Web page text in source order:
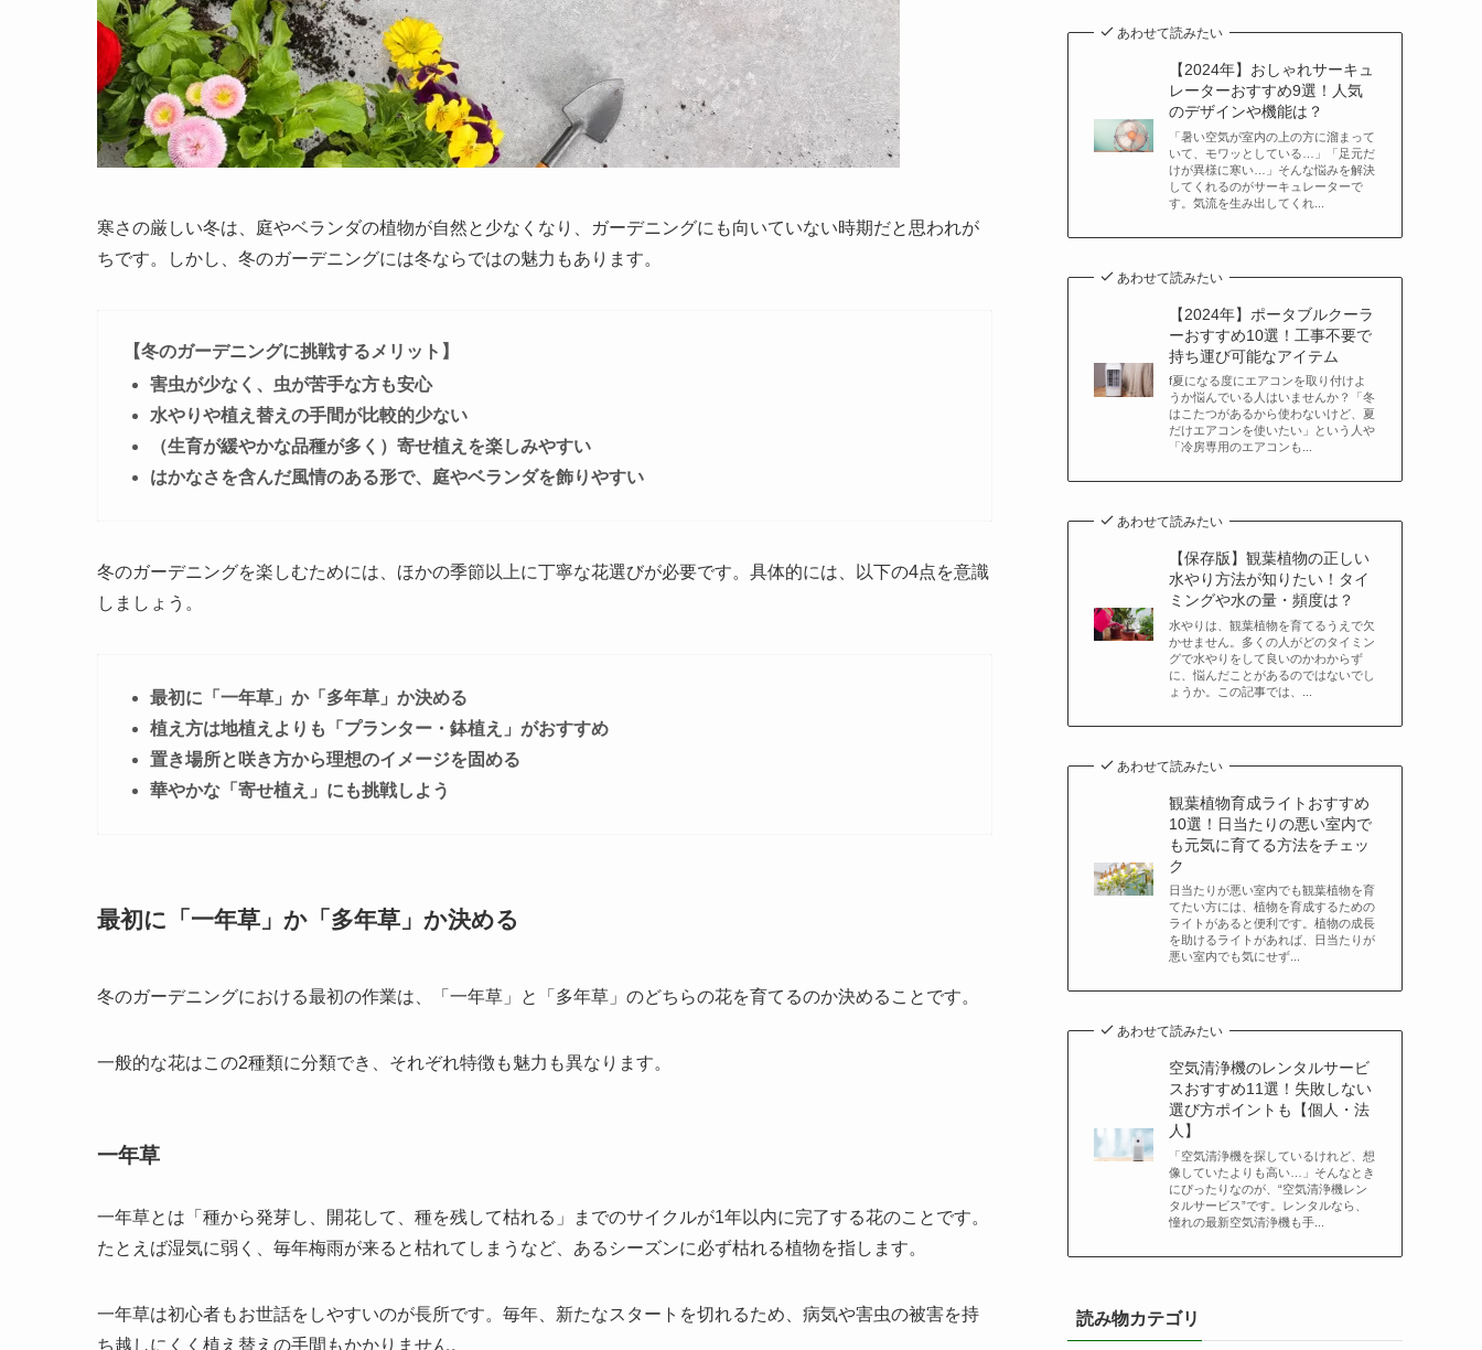
寒さの厳しい冬は、庭やベランダの植物が自然と少なくなり、ガーデニングにも向いていない時期だと思われが
ちです。しかし、 冬のガーデニングには冬ならではの魅力もあります。
【冬のガーデニングに挑戦するメリット】
害虫が少なく、虫が苦手な方も安心
水やりや植え替えの手間が比較的少ない
（生育が緩やかな品種が多く）寄せ植えを楽しみやすい
はかなさを含んだ風情のある形で、庭やベランダを飾りやすい
冬のガーデニングを楽しむためには、ほかの季節以上に丁寧な花選びが必要です。具体的には、
以下の4点を意識
しましょう 。
最初に「一年草」か「多年草」か決める
植え方は地植えよりも「プランター・鉢植え」がおすすめ
置き場所と咲き方から理想のイメージを固める
華やかな「寄せ植え」にも挑戦しよう
最初に「一年草」か「多年草」か決める
冬のガーデニングにおける最初の作業は、「一年草」と「多年草」のどちらの花を育てるのか決めること です。
一般的な花はこの2種類に分類でき、それぞれ特徴も魅力も異なります。
一年草
一年草とは「種から発芽し、開花して、種を残して枯れる」までのサイクルが1年以内に完了する花のこと です。
たとえば湿気に弱く、毎年梅雨が来ると枯れてしまうなど、あるシーズンに必ず枯れる植物を指します。
一年草は初心者もお世話をしやすいのが長所です。毎年、新たなスタートを切れるため、病気や害虫の被害を持
ち越しにくく植え替えの手間もかかりません。
あわせて読みたい
【2024年】おしゃれサーキュ
レーターおすすめ9選！人気
のデザインや機能は？
「暑い空気が室内の上の方に溜まって
いて、モワッとしている…」「足元だ
けが異様に寒い…」そんな悩みを解決
してくれるのがサーキュレーターで
す。気流を生み出してくれ...
あわせて読みたい
【2024年】ポータブルクーラ
ーおすすめ10選！工事不要で
持ち運び可能なアイテム
f夏になる度にエアコンを取り付けよ
うか悩んでいる人はいませんか？「冬
はこたつがあるから使わないけど、夏
だけエアコンを使いたい」という人や
「冷房専用のエアコンも...
あわせて読みたい
【保存版】観葉植物の正しい
水やり方法が知りたい！タイ
ミングや水の量・頻度は？
水やりは、観葉植物を育てるうえで欠
かせません。多くの人がどのタイミン
グで水やりをして良いのかわからず
に、悩んだことがあるのではないでし
ょうか。この記事では、...
あわせて読みたい
観葉植物育成ライトおすすめ
10選！日当たりの悪い室内で
も元気に育てる方法をチェッ
ク
日当たりが悪い室内でも観葉植物を育
てたい方には、植物を育成するための
ライトがあると便利です。植物の成長
を助けるライトがあれば、日当たりが
悪い室内でも気にせず...
あわせて読みたい
空気清浄機のレンタルサービ
スおすすめ11選！失敗しない
選び方ポイントも【個人・法
人】
「空気清浄機を探しているけれど、想
像していたよりも高い…」そんなとき
にぴったりなのが、“空気清浄機レン
タルサービス”です。レンタルなら、
憧れの最新空気清浄機も手...
読み物カテゴリ